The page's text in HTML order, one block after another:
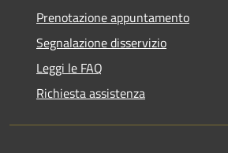
Prenotazione appuntamento
Segnalazione disservizio
Leggi le FAQ
Richiesta assistenza